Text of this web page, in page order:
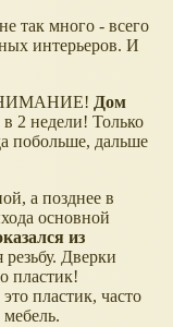
так много - всего
интерьеров. И
Дом
в 2 недели! Только
побольше, дальше
а позднее в
основной
из
Дверки
пластик!
пластик, часто